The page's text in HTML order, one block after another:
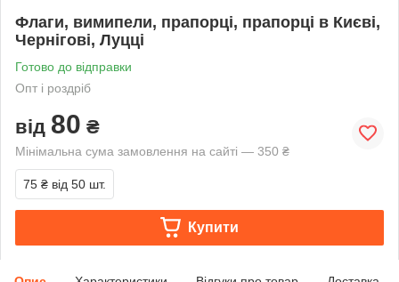
Флаги, вимипели, прапорці, прапорці в Києві,
Чернігові, Луцці
Готово до відправки
Опт і роздріб
від 80 ₴
Мінімальна сума замовлення на сайті — 350 ₴
75 ₴ від 50 шт.
Купити